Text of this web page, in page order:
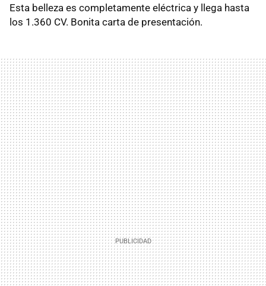
Esta belleza es completamente eléctrica y llega hasta
los 1.360 CV. Bonita carta de presentación.